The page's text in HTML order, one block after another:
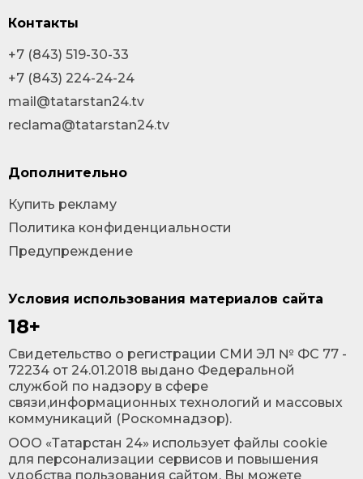
Условия использования материалов сайта
18+
Cвидетельство о регистрации СМИ ЭЛ № ФС 77 -
72234 от 24.01.2018 выдано Федеральной
службой по надзору в сфере
связи,информационных технологий и массовых
коммуникаций (Роскомнадзор).
ООО «Татарстан 24» использует файлы cookie
для персонализации сервисов и повышения
удобства пользования сайтом. Вы можете
Контакты
+7 (843) 519-30-33
+7 (843) 224-24-24
mail@tatarstan24.tv
reclama@tatarstan24.tv
Дополнительно
Купить рекламу
Политика конфиденциальности
Предупреждение